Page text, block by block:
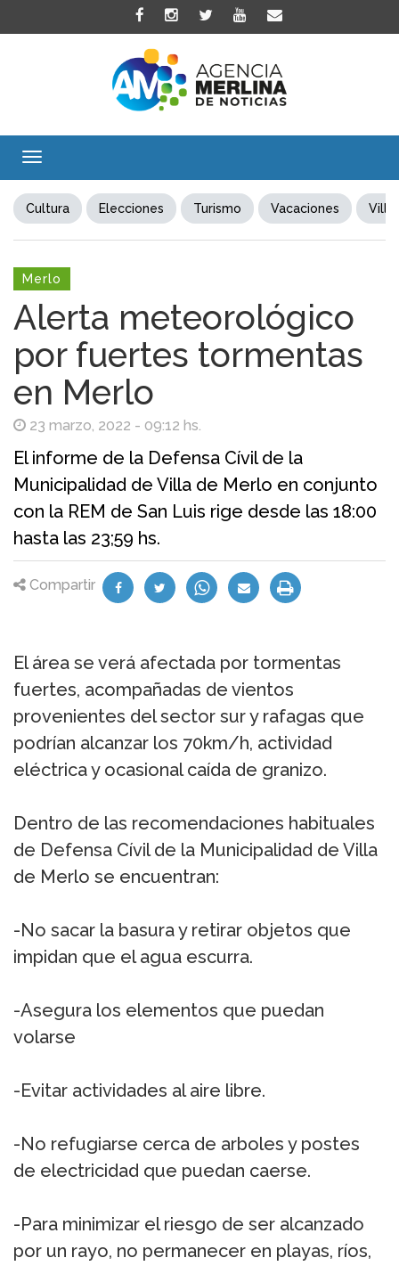
Toggle
Cultura Elecciones Turismo Vacaciones Villa
Merlo
Alerta meteorológico
por fuertes tormentas
en Merlo
23 marzo, 2022 - 09:12 hs.
El informe de la Defensa Cívil de la
Municipalidad de Villa de Merlo en conjunto
con la REM de San Luis rige desde las 18:00
hasta las 23;59 hs.
Compartir
El área se verá afectada por tormentas
fuertes, acompañadas de vientos
provenientes del sector sur y rafagas que
podrían alcanzar los 70km/h, actividad
eléctrica y ocasional caída de granizo.
Dentro de las recomendaciones habituales
de Defensa Cívil de la Municipalidad de Villa
de Merlo se encuentran:
-No sacar la basura y retirar objetos que
impidan que el agua escurra.
-Asegura los elementos que puedan
volarse
-Evitar actividades al aire libre.
-No refugiarse cerca de arboles y postes
de electricidad que puedan caerse.
-Para minimizar el riesgo de ser alcanzado
por un rayo, no permanecer en playas, ríos,